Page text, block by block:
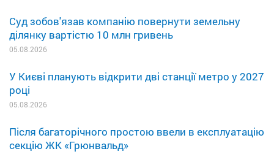
Суд зобов'язав компанію повернути земельну
ділянку вартістю 10 млн гривень
05.08.2026
У Києві планують відкрити дві станції метро у 2027
році
05.08.2026
Після багаторічного простою ввели в експлуатацію
секцію ЖК «Грюнвальд»